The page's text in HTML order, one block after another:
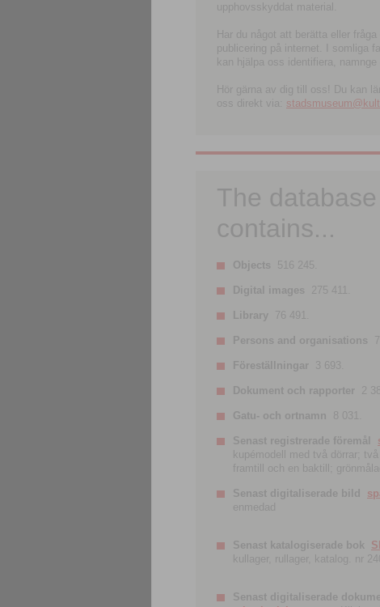
upphovsskyddat material.
Har du något att berätta eller
publicering på internet. I somliga
kan hjälpa oss identifiera,
Hör gärna av dig till oss! Du kan
oss direkt via:
The
contains...
Objects 516 245.
Digital images 275 411.
Library 76 491.
Persons and organisations
Föreställningar 3 693.
Dokument och rapporter 2
Gatu- och ortnamn 8 031.
Senast registrerade föremål
kupémodell med två dörrar;
framtill och en baktill;
Senast digitaliserade bild
enmedad
Senast katalogiserade bok
kullager, rullager, katalog. nr
Senast digitaliserade